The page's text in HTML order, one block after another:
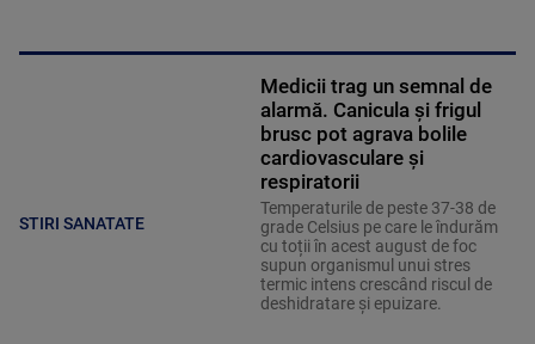
STIRI SANATATE
Medicii trag un semnal de
alarmă. Canicula și frigul
brusc pot agrava bolile
cardiovasculare și
respiratorii
Temperaturile de peste 37-38 de
grade Celsius pe care le îndurăm
cu toții în acest august de foc
supun organismul unui stres
termic intens crescând riscul de
deshidratare și epuizare.